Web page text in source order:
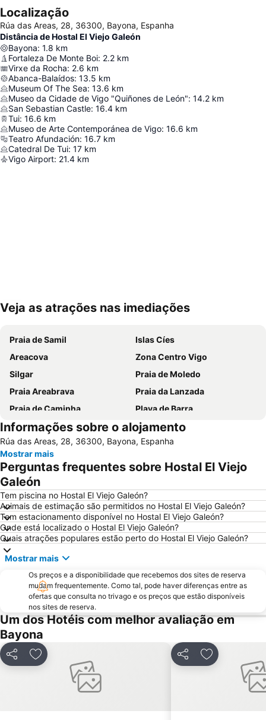
Localização
Rúa das Areas, 28, 36300, Bayona, Espanha
Distância de Hostal El Viejo Galeón
Bayona: 1.8 km
Fortaleza De Monte Boi: 2.2 km
Virxe da Rocha: 2.6 km
Abanca-Balaídos: 13.5 km
Museum Of The Sea: 13.6 km
Museo da Cidade de Vigo "Quiñones de León": 14.2 km
San Sebastian Castle: 16.4 km
Tui: 16.6 km
Museo de Arte Contemporánea de Vigo: 16.6 km
Teatro Afundación: 16.7 km
Catedral De Tui: 17 km
Vigo Airport: 21.4 km
Ampliar mapa
Veja as atrações nas imediações
Praia de Samil
Islas Cíes
Areacova
Zona Centro Vigo
Silgar
Praia de Moledo
Praia Areabrava
Praia da Lanzada
Praia de Caminha
Playa de Barra
Vila Praia de Âncora
do Cabedelo
Praia Fluvial do Taboão
Vigo-Guixar
A Lanzada- O Espiñeiro
Paseo Marítimo de Baiona
Luz
Recinto Ferial de Vigo
Praia da Foz do Minho
América
Raxó
Patos
Puerto de Baiona
Montalvo
Praia Afife
Puerto de Aldán
Moledo
Praia de Baltar
Posto de Turismo de Valença do Minho
Porto de Vigo
Puerto O Grove
Areas
Praia de Panxón
Paxariñas
Castelo de Salvaterra
do Vao
Estação de Caminhos de Ferro de Viana do Castelo
Informações sobre o alojamento
Rúa das Areas, 28, 36300, Bayona, Espanha
Mostrar mais
Perguntas frequentes sobre Hostal El Viejo
Galeón
Tem piscina no Hostal El Viejo Galeón?
Animais de estimação são permitidos no Hostal El Viejo Galeón?
Tem estacionamento disponível no Hostal El Viejo Galeón?
Onde está localizado o Hostal El Viejo Galeón?
Quais atrações populares estão perto do Hostal El Viejo Galeón?
Mostrar mais
Os preços e a disponibilidade que recebemos dos sites de reserva
mudam frequentemente. Como tal, pode haver diferenças entre as
ofertas que consulta no trivago e os preços que estão disponíveis
nos sites de reserva.
Um dos Hotéis com melhor avaliação em
Bayona
PartilharAdicionar aos favoritos PartilharAdicionar